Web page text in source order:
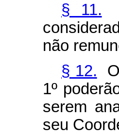
§ 11.
não
§ 12.
1º
serem
seu